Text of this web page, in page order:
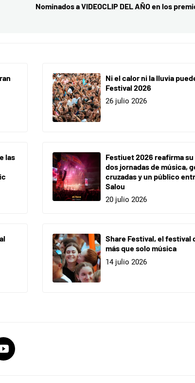
Nominados a VIDEOCLIP DEL AÑO en los
Ni el calor ni la lluvia
Festival 2026
26 julio 2026
las
Festiuet 2026 reafirma
dos jornadas de música,
cruzadas y un público
Salou
20 julio 2026
Share Festival, el festival
más que solo música
14 julio 2026